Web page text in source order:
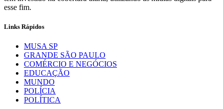
esse fim.
Links Rápidos
MUSA SP
GRANDE SÃO PAULO
COMÉRCIO E NEGÓCIOS
EDUCAÇÃO
MUNDO
POLÍCIA
POLÍTICA